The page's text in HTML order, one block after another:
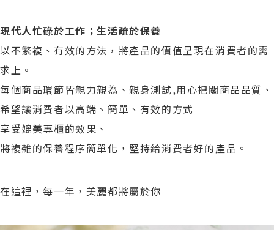
現代人忙碌於工作；生活疏於保養
以不繁複、有效的方法，將產品的價值呈現在消費者的需
求上。
每個商品環節皆親力親為、親身測試,用心把關商品品質、
希望讓消費者以高端、簡單、有效的方式
享受媲美專櫃的效果、
將複雜的保養程序簡單化，堅持給消費者好的產品。
在這裡，每一年，美麗都將屬於你